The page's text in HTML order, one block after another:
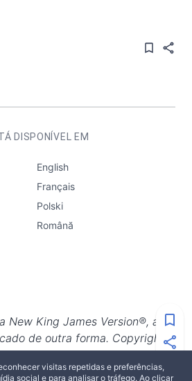
visitas repetidas e preferências,
social e para analisar o tráfego. Ao clicar
DISPONÍVEL EM
English
Français
Polski
Română
New King James Version®, a
de outra forma. Copyright
Usado com permissão.